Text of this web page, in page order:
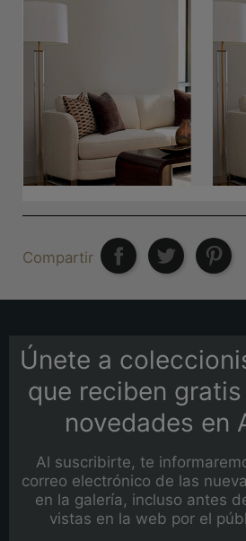
Compartir
Únete a
que reciben
novedades en
Al suscribirte, te
correo electrónico de las
en la galería, incluso antes
vistas en la web por el